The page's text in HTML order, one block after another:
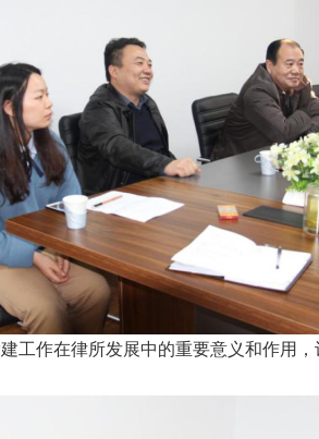
工作在律所发展中的重要意义和作用